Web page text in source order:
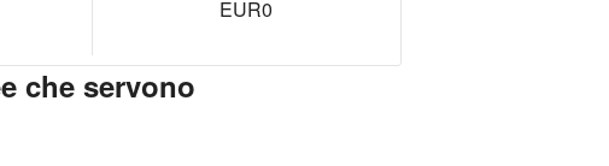
EUR0
che servono